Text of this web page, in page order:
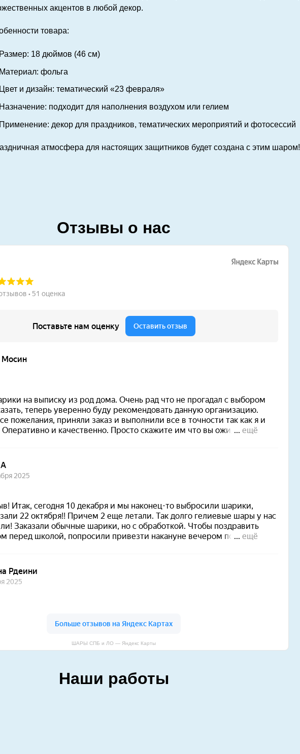
акцентов в любой декор.
товара:
18 дюймов (46 см)
фольга
и дизайн: тематический «23 февраля»
подходит для наполнения воздухом или гелием
декор для праздников, тематических мероприятий и фотосессий
атмосфера для настоящих защитников будет создана с этим шаром!
Отзывы о нас
ШАРЫ СПБ и ЛО — Яндекс Карты
Наши работы